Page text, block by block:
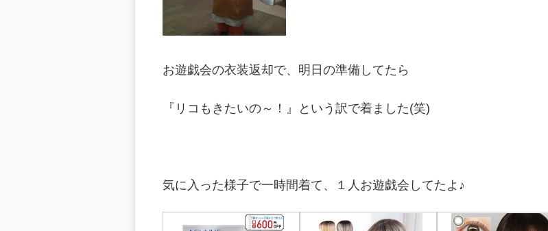
お遊戯会の衣装返却で、明日の準備してたら
『リコもきたいの～！』という訳で着ました(笑)
気に入った様子で一時間着て、１人お遊戯会してたよ♪